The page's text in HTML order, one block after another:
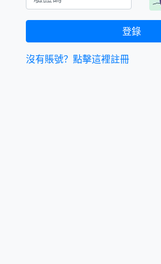
登錄
沒有賬號？點擊這裡註冊